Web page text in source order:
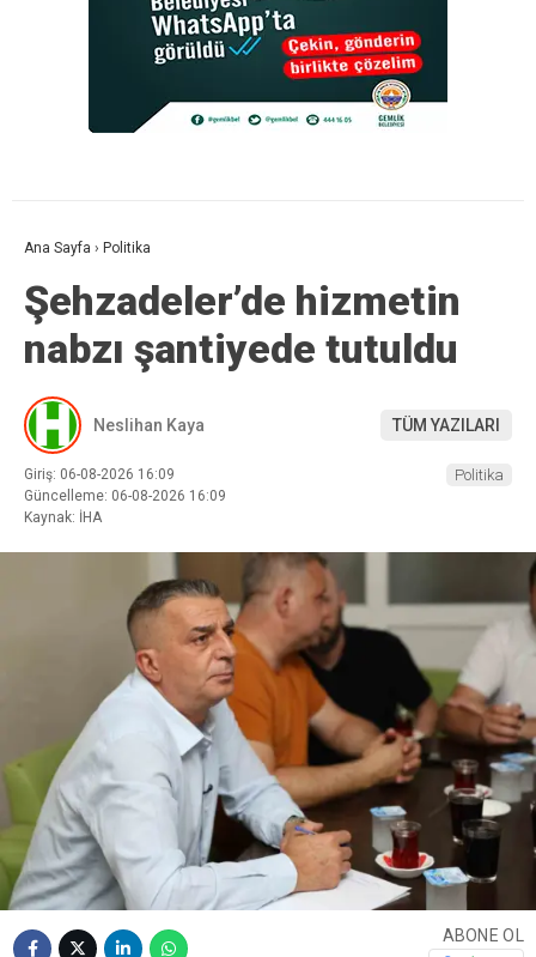
Ana Sayfa › Politika
Şehzadeler’de hizmetin
nabzı şantiyede tutuldu
Neslihan Kaya TÜM YAZILARI
Giriş: 06-08-2026 16:09
Güncelleme: 06-08-2026 16:09
Kaynak: İHA
Politika
ABONE OL